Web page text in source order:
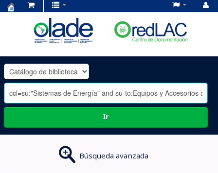
OLADE
-
Ir
Búsqueda avanzada